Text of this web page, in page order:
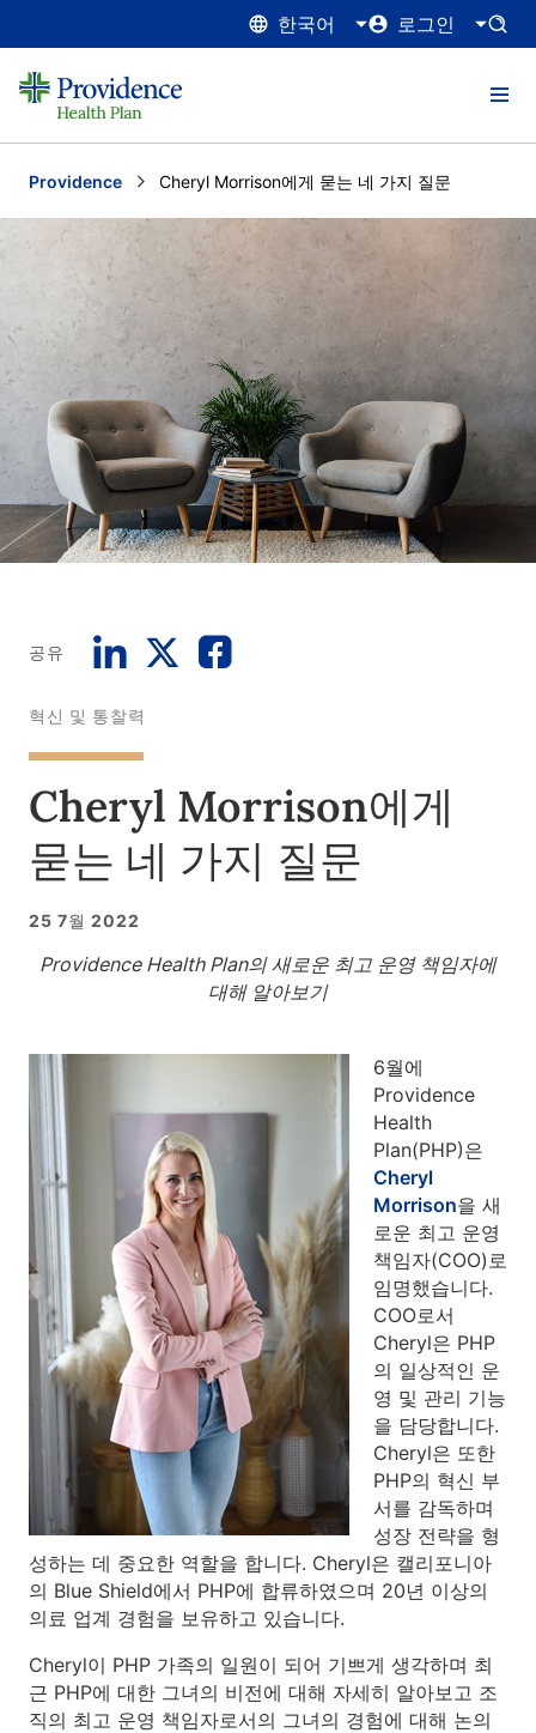
한국어 로그인
Providence Current:
Cheryl Morrison에게 묻는 네 가지 질문
공유
혁신 및 통찰력
Cheryl Morrison에게
묻는 네 가지 질문
25 7월 2022
Providence Health Plan의 새로운 최고 운영 책임자에
대해 알아보기
6월에
Providence
Health
Plan(PHP)은
Cheryl
Morrison을 새
로운 최고 운영
책임자(COO)로
임명했습니다.
COO로서
Cheryl은 PHP
의 일상적인 운
영 및 관리 기능
을 담당합니다.
Cheryl은 또한
PHP의 혁신 부
서를 감독하며
성장 전략을 형
성하는 데 중요한 역할을 합니다. Cheryl은 캘리포니아
의 Blue Shield에서 PHP에 합류하였으며 20년 이상의
의료 업계 경험을 보유하고 있습니다.
Cheryl이 PHP 가족의 일원이 되어 기쁘게 생각하며 최
근 PHP에 대한 그녀의 비전에 대해 자세히 알아보고 조
직의 최고 운영 책임자로서의 그녀의 경험에 대해 논의